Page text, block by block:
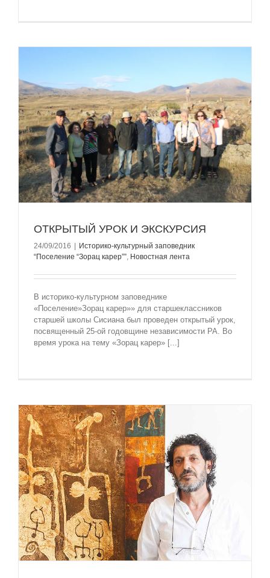
ОТКРЫТЫЙ УРОК И ЭКСКУРСИЯ
24/09/2016 | Историко-культурный заповедник
“Поселение “Зорац карер”” Новостная лента
В историко-культурном заповеднике
«Поселение»Зорац карер»» для старшеклассников
старшей школы Сисиана был проведен открытый урок,
посвященный 25-ой годовщине независимости РА. Во
время урока на тему «Зорац карер» [...]